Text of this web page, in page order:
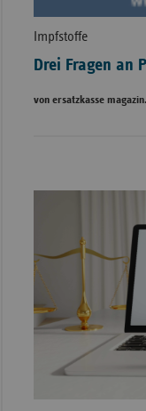
Impfstoffe
Drei Fragen an
von ersatzkasse magazin.